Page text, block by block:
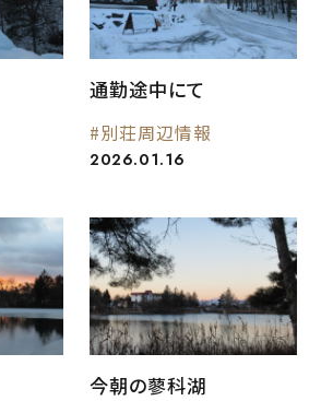
通勤途中にて
#別荘周辺情報
2026.01.16
今朝の蓼科湖